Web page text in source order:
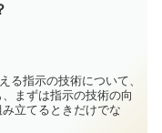
る指示の技術について、
まずは指示の技術の向
立てるときだけでな